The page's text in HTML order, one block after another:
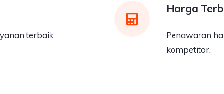
terbaik
Harga
Penawaran
kompetitor.